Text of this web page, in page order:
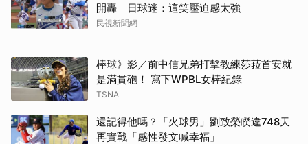
開轟 日球迷：這笑壓迫感太強
民視新聞網
棒球》影／前中信兄弟打擊教練莎菈首安就
是滿貫砲！ 寫下WPBL女棒紀錄
TSNA
還記得他嗎？「火球男」劉致榮睽違748天
再實戰「感性發文喊幸福」